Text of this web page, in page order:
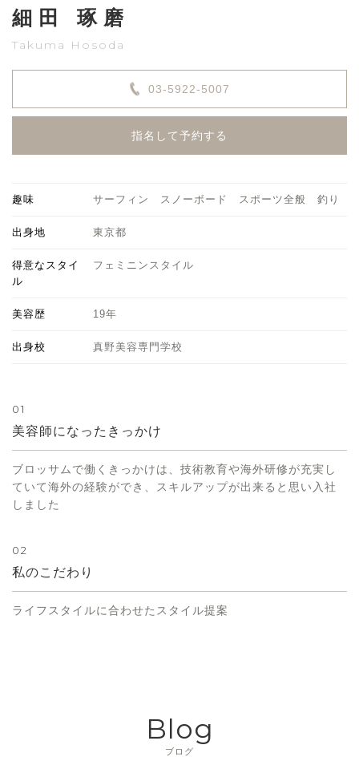
細田 琢磨
Takuma Hosoda
03-5922-5007
指名して予約する
趣味 サーフィン スノーボード スポーツ全般 釣り
出身地 東京都
得意なスタイ
ル
フェミニンスタイル
美容歴 19年
出身校 真野美容専門学校
01
美容師になったきっかけ
ブロッサムで働くきっかけは、技術教育や海外研修が充実し
ていて海外の経験ができ、スキルアップが出来ると思い入社
しました
02
私のこだわり
ライフスタイルに合わせたスタイル提案
Blog
ブログ